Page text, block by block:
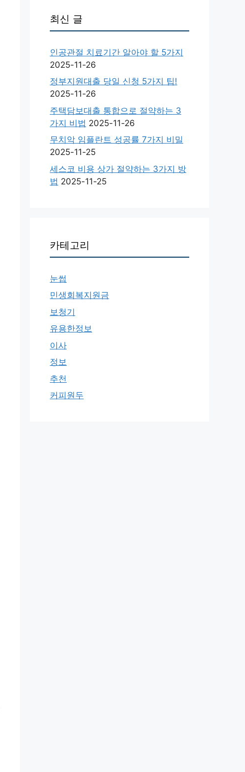
최신 글
인공관절 치료기간 알아야 할 5가지
2025-11-26
정부지원대출 당일 신청 5가지 팁!
2025-11-26
주택담보대출 통합으로 절약하는 3
가지 비법 2025-11-26
무치악 임플란트 성공률 7가지 비밀
2025-11-25
세스코 비용 상가 절약하는 3가지 방
법 2025-11-25
카테고리
눈썹
민생회복지원금
보청기
유용한정보
이사
정보
추천
커피원두